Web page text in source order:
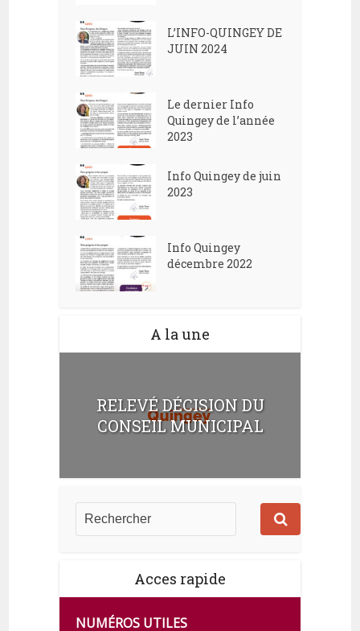
L’INFO-QUINGEY DE
JUIN 2024
Le dernier Info
Quingey de l’année
2023
Info Quingey de juin
2023
Info Quingey
décembre 2022
A la une
RELEVÉ DÉCISION DU
CONSEIL MUNICIPAL
Acces rapide
NUMÉROS UTILES